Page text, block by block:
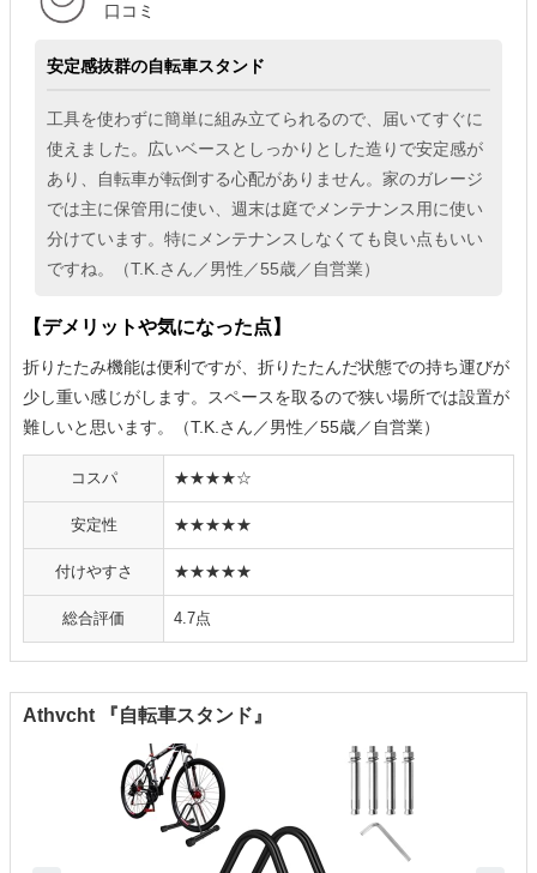
口コミ
安定感抜群の自転車スタンド
工具を使わずに簡単に組み立てられるので、届いてすぐに
使えました。広いベースとしっかりとした造りで安定感が
あり、自転車が転倒する心配がありません。家のガレージ
では主に保管用に使い、週末は庭でメンテナンス用に使い
分けています。特にメンテナンスしなくても良い点もいい
ですね。（T.K.さん／男性／55歳／自営業）
【デメリットや気になった点】
折りたたみ機能は便利ですが、折りたたんだ状態での持ち運びが
少し重い感じがします。スペースを取るので狭い場所では設置が
難しいと思います。（T.K.さん／男性／55歳／自営業）
コスパ ★★★★☆
安定性 ★★★★★
付けやすさ ★★★★★
総合評価 4.7点
Athvcht 『自転車スタンド』